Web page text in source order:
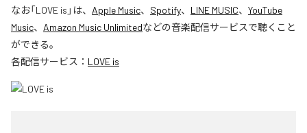
なお「LOVE is 」は、 Apple Music、 Spotify、 LINE MUSIC、 YouTube
Music、 Amazon Music Unlimitedなどの音楽配信サービスで聴くこと
ができる。
各配信サービス： LOVE is